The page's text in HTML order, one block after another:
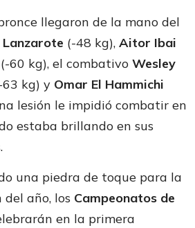
llegaron de la mano del
(-48 kg), Aitor Ibai
(-60 kg), el combativo Wesley
63 kg) y Omar El Hammichi
lesión le impidió combatir en
estaba brillando en sus
una piedra de toque para la
año, los Campeonatos de
en la primera